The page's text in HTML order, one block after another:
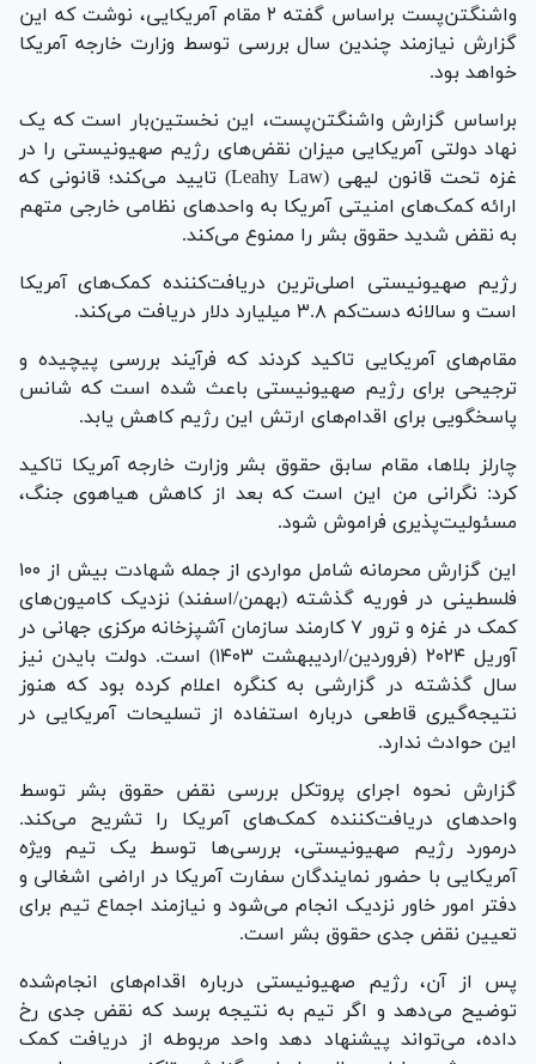
واشنگتن‌پست براساس گفته ۲ مقام آمریکایی، نوشت که این
گزارش نیازمند چندین سال بررسی توسط وزارت خارجه آمریکا
خواهد بود.
براساس گزارش واشنگتن‌پست، این نخستین‌بار است که یک
نهاد دولتی آمریکایی میزان نقض‌های رژیم صهیونیستی را در
غزه تحت قانون لیهی (Leahy Law) تایید می‌کند؛ قانونی که
ارائه کمک‌های امنیتی آمریکا به واحد‌های نظامی خارجی متهم
به نقض شدید حقوق بشر را ممنوع می‌کند.
رژیم صهیونیستی اصلی‌ترین دریافت‌کننده کمک‌های آمریکا
است و سالانه دست‌کم ۳.۸ میلیارد دلار دریافت می‌کند.
مقام‌های آمریکایی تاکید کردند که فرآیند بررسی پیچیده و
ترجیحی برای رژیم صهیونیستی باعث شده است که شانس
پاسخگویی برای اقدام‌های ارتش این رژیم کاهش یابد.
چارلز بلاها، مقام سابق حقوق بشر وزارت خارجه آمریکا تاکید
کرد: نگرانی من این است که بعد از کاهش هیاهوی جنگ،
مسئولیت‌پذیری فراموش شود.
این گزارش محرمانه شامل مواردی از جمله شهادت بیش از ۱۰۰
فلسطینی در فوریه گذشته (بهمن/اسفند) نزدیک کامیون‌های
کمک در غزه و ترور ۷ کارمند سازمان آشپزخانه مرکزی جهانی در
آوریل ۲۰۲۴ (فروردین/اردیبهشت ۱۴۰۳) است. دولت بایدن نیز
سال گذشته در گزارشی به کنگره اعلام کرده بود که هنوز
نتیجه‌گیری قاطعی درباره استفاده از تسلیحات آمریکایی در
این حوادث ندارد.
گزارش نحوه اجرای پروتکل بررسی نقض حقوق بشر توسط
واحد‌های دریافت‌کننده کمک‌های آمریکا را تشریح می‌کند.
درمورد رژیم صهیونیستی، بررسی‌ها توسط یک تیم ویژه
آمریکایی با حضور نمایندگان سفارت آمریکا در اراضی اشغالی و
دفتر امور خاور نزدیک انجام می‌شود و نیازمند اجماع تیم برای
تعیین نقض جدی حقوق بشر است.
پس از آن، رژیم صهیونیستی درباره اقدام‌های انجام‌شده
توضیح می‌دهد و اگر تیم به نتیجه برسد که نقض جدی رخ
داده، می‌تواند پیشنهاد دهد واحد مربوطه از دریافت کمک